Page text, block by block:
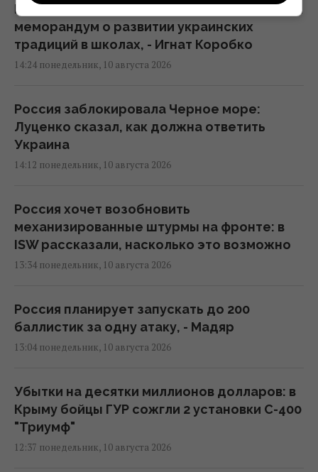
МОН, Музей Гончара и БФ "Коло" подписали
меморандум о развитии украинских
традиций в школах, - Игнат Коробко
14:24 понедельник, 10 августа 2026
Россия заблокировала Черное море:
Луценко сказал, как должна ответить
Украина
14:12 понедельник, 10 августа 2026
Россия хочет возобновить
механизированные штурмы на фронте: в
ISW рассказали, насколько это возможно
13:34 понедельник, 10 августа 2026
Россия планирует запускать до 200
баллистик за одну атаку, - Мадяр
13:04 понедельник, 10 августа 2026
Убытки на десятки миллионов долларов: в
Крыму бойцы ГУР сожгли 2 установки С-400
"Триумф"
12:37 понедельник, 10 августа 2026